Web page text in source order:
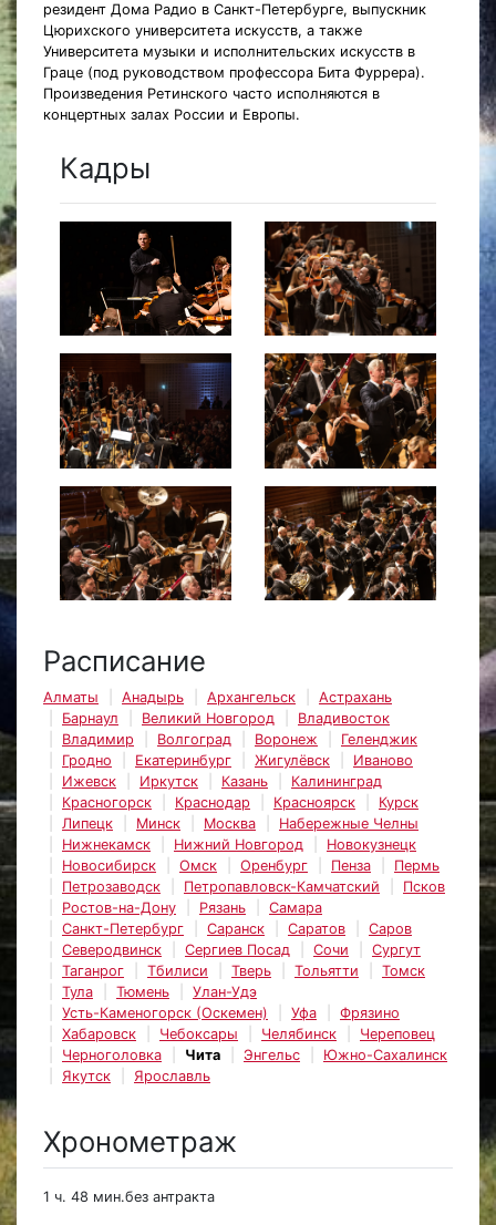
резидент Дома Радио в Санкт-Петербурге, выпускник
Цюрихского университета искусств, а также
Университета музыки и исполнительских искусств в
Граце (под руководством профессора Бита Фуррера).
Произведения Ретинского часто исполняются в
концертных залах России и Европы.
Кадры
Расписание
Алматы Анадырь Архангельск
Астрахань
Барнаул
Великий Новгород
Владивосток
Владимир
Волгоград Воронеж
Геленджик
Гродно
Екатеринбург Жигулёвск
Иваново
Ижевск
Иркутск Казань
Калининград
Красногорск
Краснодар Красноярск
Курск
Липецк
Минск Москва
Набережные Челны
Нижнекамск
Нижний Новгород
Новокузнецк
Новосибирск
Омск Оренбург Пенза
Пермь
Петрозаводск
Петропавловск-Камчатский
Псков
Ростов-на-Дону
Рязань
Самара
Санкт-Петербург
Саранск Саратов
Саров
Северодвинск
Сергиев Посад Сочи
Сургут
Таганрог
Тбилиси Тверь Тольятти
Томск
Тула
Тюмень
Улан-Удэ
Усть-Каменогорск (Оскемен)
Уфа
Фрязино
Хабаровск
Чебоксары Челябинск
Череповец
Черноголовка
Чита Энгельс
Южно-Сахалинск
Якутск
Ярославль
Хронометраж
1 ч. 48 мин.без антракта